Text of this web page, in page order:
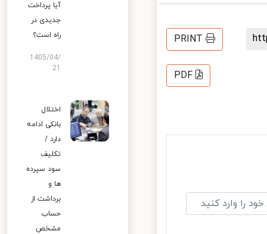
PRINT
PDF
آیا پرداخت
جدیدی در
راه است؟
1405/04/
اختلال
بانکی ادامه
دارد /
تکلیف
سود سپرده
ها و
برداشت از
حساب
مشخص